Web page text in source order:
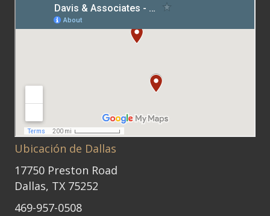
Ubicación de Dallas
17750 Preston Road
Dallas, TX 75252
469-957-0508